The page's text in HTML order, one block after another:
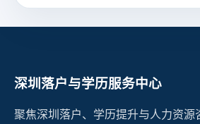
深圳落户与学历服务中心
聚焦深圳落户、学历提升与人力资源